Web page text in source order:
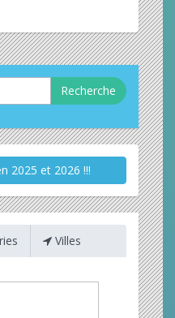
Recherche
2025 et 2026 !!!
Villes